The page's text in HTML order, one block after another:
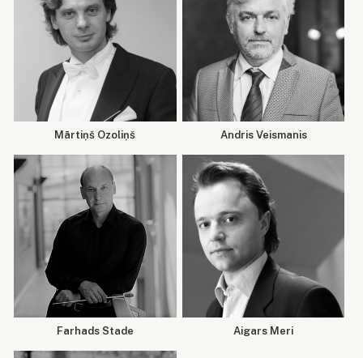
Mārtiņš Ozoliņš Andris Veismanis
Farhads Stade Aigars Meri